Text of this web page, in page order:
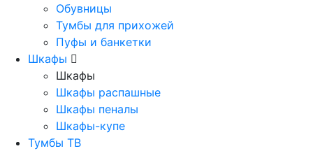
Обувницы
Тумбы для прихожей
Пуфы и банкетки
Шкафы
Шкафы
Шкафы распашные
Шкафы пеналы
Шкафы-купе
Тумбы ТВ